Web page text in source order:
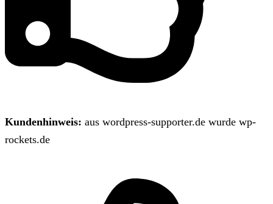
Kundenhinweis: aus wordpress-supporter.de wurde wp-
rockets.de